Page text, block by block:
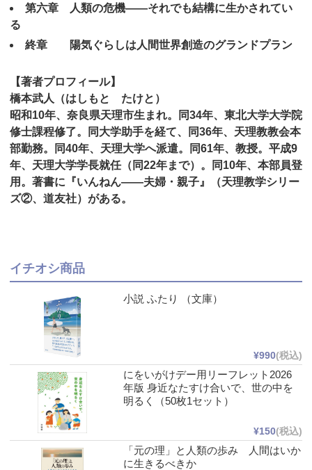
第六章 人類の危機――それでも結構に生かされてい
る
終章 陽気ぐらしは人間世界創造のグランドプラン
【著者プロフィール】
橋本武人（はしもと たけと）
昭和10年、奈良県天理市生まれ。同34年、東北大学大学院
修士課程修了。同大学助手を経て、同36年、天理教教会本
部勤務。同40年、天理大学へ派遣。同61年、教授。平成9
年、天理大学学長就任（同22年まで）。同10年、本部員登
用。著書に『いんねん――夫婦・親子』（天理教学シリー
ズ②、道友社）がある。
イチオシ商品
小説 ふたり （文庫）
¥990(税込)
にをいがけデー用リーフレット2026
年版 身近なたすけ合いで、世の中を
明るく（50枚1セット）
¥150(税込)
「元の理」と人類の歩み 人間はいか
に生きるべきか